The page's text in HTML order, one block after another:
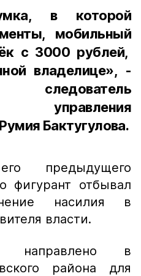
в которой
мобильный
с 3000 рублей,
владелице», -
управления
Бактугулова.
предыдущего
фигурант отбывал
насилия в
власти.
направлено в
района для